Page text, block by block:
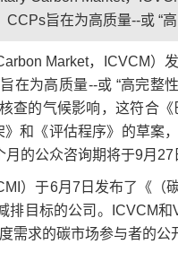
旨在为高质量--或 “高
Market，ICVCM）
在为高质量--或 “高完整
查的气候影响，这符合
和《评估程序》的草案
的公众咨询期将于9月27
）于6月7日发布了《（
排目标的公司。ICVCM
需求的碳市场参与者的公